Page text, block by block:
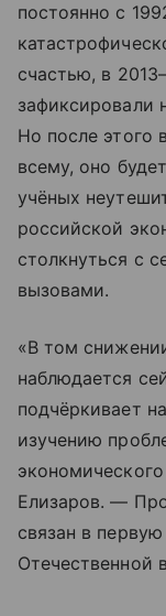
постоянно с
счастью, в
зафиксировали
Но после этого
всему, оно
учёных
российской
столкнуться с
вызовами.
«В том
наблюдается
подчёркивает
изучению
Елизаров. —
связан в
Отечественной